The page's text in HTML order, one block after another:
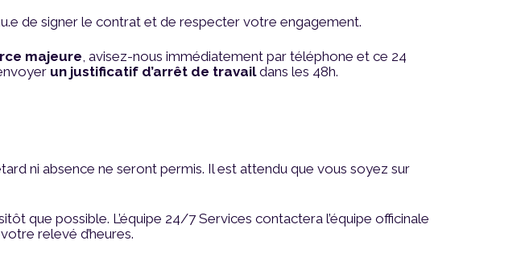
de signer le contrat et de respecter votre engagement.
majeure, avisez-nous immédiatement par téléphone et ce 24
un justificatif d’arrêt de travaildans les 48h.
ni absence ne seront permis. Il est attendu que vous soyez sur
que possible. L’équipe 24/7 Services contactera l’équipe officinale
relevé d’heures.